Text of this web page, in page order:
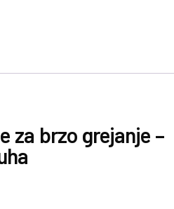
za brzo grejanje –